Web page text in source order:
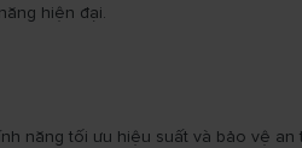
hiện đại.
năng tối ưu hiệu suất và bảo vệ an